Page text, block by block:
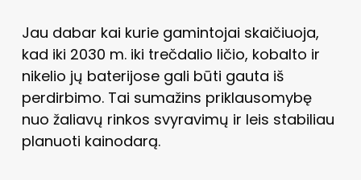
Jau dabar kai kurie gamintojai skaičiuoja,
kad iki 2030 m. iki trečdalio ličio, kobalto ir
nikelio jų baterijose gali būti gauta iš
perdirbimo. Tai sumažins priklausomybę
nuo žaliavų rinkos svyravimų ir leis stabiliau
planuoti kainodarą.